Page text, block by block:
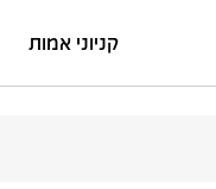
קניוני אמות